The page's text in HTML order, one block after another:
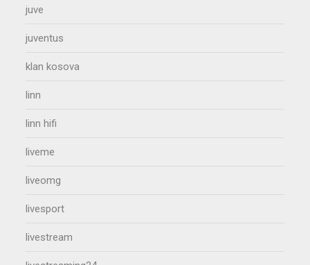
juve
juventus
klan kosova
linn
linn hifi
liveme
liveomg
livesport
livestream